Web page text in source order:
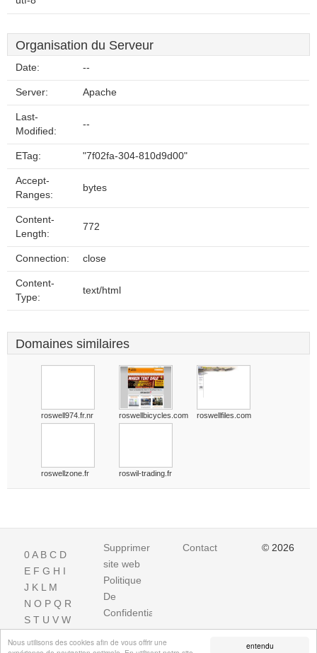
entendu
Nous utilisons des cookies afin de vous offrir une
Organisation du Serveur
Date: --
Server: Apache
Last-
Modified:
--
ETag: "7f02fa-304-810d9d00"
Accept-
Ranges:
bytes
Content-
Length:
772
Connection: close
Content-
Type:
text/html
Domaines similaires
roswell974.fr.nr roswellbicycles.com roswellfiles.com
roswellzone.fr roswil-trading.fr
0A B C D
E F G H I
J K L M
N O P Q R
S T U V W
Supprimer
site web
Politique
De
Confidentialite
Contact © 2026